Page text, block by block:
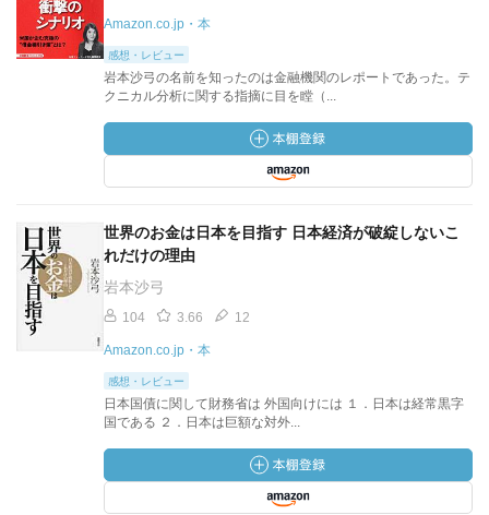
Amazon.co.jp・本
感想・レビュー
岩本沙弓の名前を知ったのは金融機関のレポートであった。テ
クニカル分析に関する指摘に目を瞠（...
世界のお金は日本を目指す 日本経済が破綻しないこ
れだけの理由
岩本沙弓
104 3.66 12
Amazon.co.jp・本
感想・レビュー
日本国債に関して財務省は 外国向けには １．日本は経常黒字
国である ２．日本は巨額な対外...